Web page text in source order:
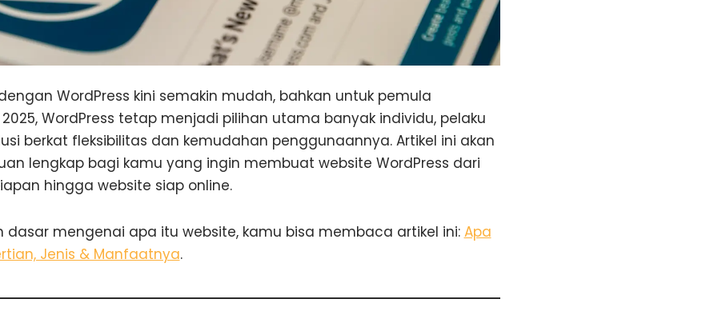
WordPress kini semakin mudah, bahkan untuk pemula
WordPress tetap menjadi pilihan utama banyak individu, pelaku
berkat fleksibilitas dan kemudahan penggunaannya. Artikel ini akan
lengkap bagi kamu yang ingin membuat website WordPress dari
hingga website siap online.
dasar mengenai apa itu website, kamu bisa membaca artikel ini: Apa
Jenis & Manfaatnya.